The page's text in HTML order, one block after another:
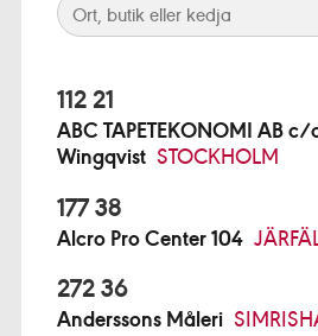
112 21
ABC TAPETEKONOMI AB
Wingqvist STOCKHOLM
177 38
Alcro Pro Center 104
272 36
Anderssons Måleri